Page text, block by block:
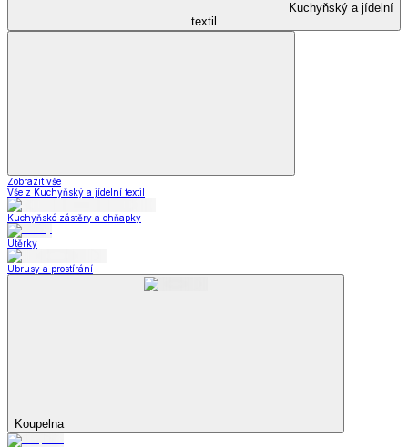
Kuchyňský a jídelní
textil
Zobrazit vše
Vše z Kuchyňský a jídelní textil
Kuchyňské zástěry a chňapky
Utěrky
Ubrusy a prostírání
Koupelna